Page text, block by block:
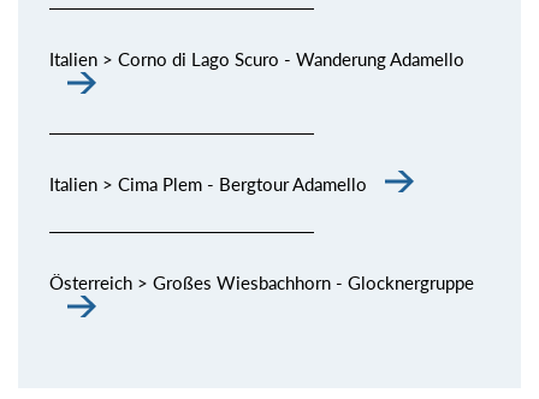
Italien > Corno di Lago Scuro - Wanderung Adamello
Italien > Cima Plem - Bergtour Adamello
Österreich > Großes Wiesbachhorn - Glocknergruppe